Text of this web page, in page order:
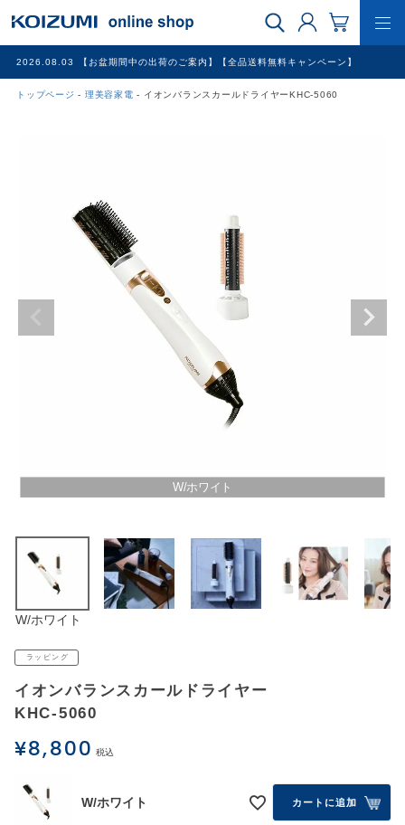
2026.08.03 【お盆期間中の出荷のご案内】【全品送料無料キャンペーン】
トップページ 理美容家電 イオンバランスカールドライヤーKHC-5060
調理家電
冷暖房家電
ブログ
ログイン
W/ホワイト
W/ホワイト
ラッピング
イオンバランスカールドライヤー
KHC-5060
¥8,800 税込
W/ホワイト カートに追加